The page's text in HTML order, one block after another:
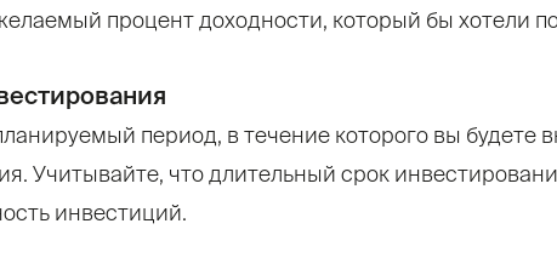
процент доходности, который бы хотели
период, в течение которого вы будете
Учитывайте, что длительный срок
инвестиций.